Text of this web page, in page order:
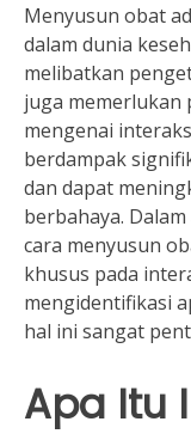
Menyusun obat
dalam dunia
melibatkan
juga memerlukan
mengenai
berdampak
dan dapat
berbahaya.
cara menyusun
khusus pada
mengidentifikasi
hal ini sangat
Apa Itu